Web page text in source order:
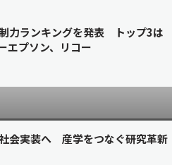
力ランキングを発表 トップ3は
エプソン、リコー
会実装へ 産学をつなぐ研究革新